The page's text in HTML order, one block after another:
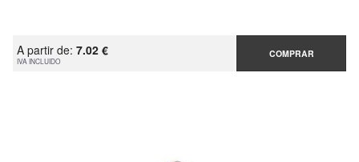
A partir de: 7.02 €
IVA INCLUIDO
COMPRAR